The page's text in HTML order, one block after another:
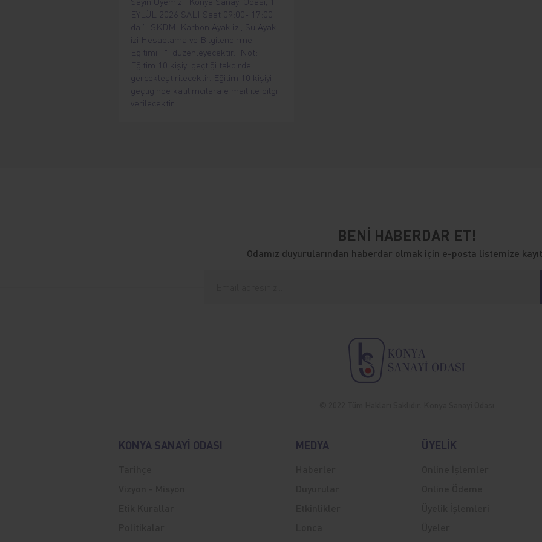
EYLÜL 2026 SALI Saat 09:00- 17:00
da " SKDM, Karbon Ayak izi, Su Ayak
izi Hesaplama ve Bilgilendirme
Eğitimi " düzenleyecektir. Not:
Eğitim 10 kişiyi geçtiği takdirde
gerçekleştirilecektir. Eğitim 10 kişiyi
geçtiğinde katılımcılara e mail ile bilgi
verilecektir.
BENİ HABERDAR ET!
Odamız duyurularından haberdar olmak için e-posta listemize kayıt
KONYA SANAYİ ODASI MEDYA ÜYELİK